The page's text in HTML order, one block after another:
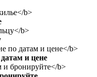
и цене